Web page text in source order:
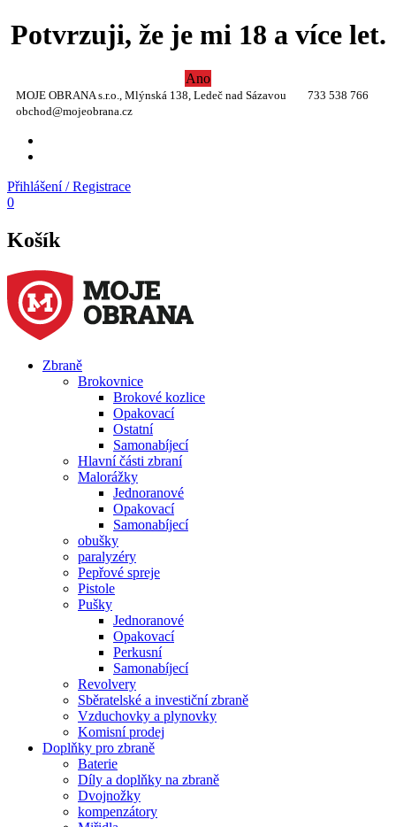
Potvrzuji, že je mi 18 a více let.
Ano
MOJE OBRANA s.r.o., Mlýnská 138, Ledeč nad Sázavou
733 538 766
obchod@mojeobrana.cz
Přihlášení / Registrace
0
Košík
Zbraně
Brokovnice
Brokové kozlice
Opakovací
Ostatní
Samonabíjecí
Hlavní části zbraní
Malorážky
Jednoranové
Opakovací
Samonabíjecí
obušky
paralyzéry
Pepřové spreje
Pistole
Pušky
Jednoranové
Opakovací
Perkusní
Samonabíjecí
Revolvery
Sběratelské a investiční zbraně
Vzduchovky a plynovky
Komisní prodej
Doplňky pro zbraně
Baterie
Díly a doplňky na zbraně
Dvojnožky
kompenzátory